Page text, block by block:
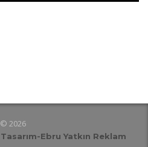
© 2026
Tasarım-Ebru Yatkın Reklam